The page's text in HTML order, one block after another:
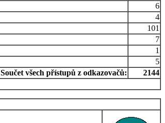
6
4
101
7
1
5
Součet všech přístupů z odkazovačů:
2144